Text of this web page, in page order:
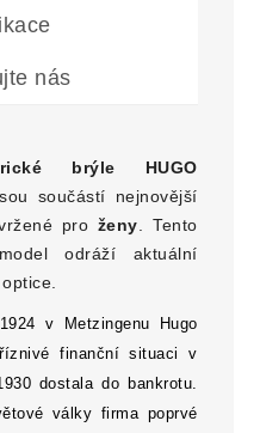
nás
brýle
HUGO
součástí nejnovější
pro ženy . Tento
odráží aktuální
v Metzingenu
Hugo
finanční situaci v
dostala do bankrotu.
války firma poprvé